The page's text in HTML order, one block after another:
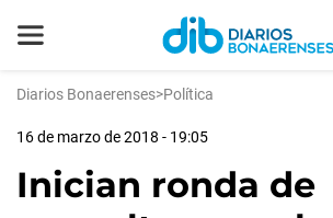
Diarios Bonaerenses>Política
16 de marzo de 2018 - 19:05
Inician ronda de